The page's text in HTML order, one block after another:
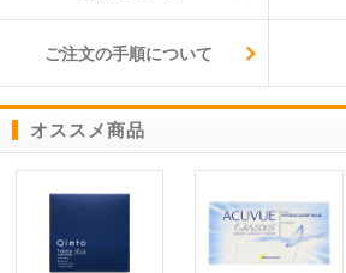
ご注文の手順について
オススメ商品